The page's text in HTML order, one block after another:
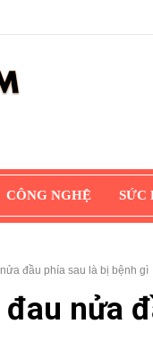
CÔNG NGHỆ SỨC
đầu phía sau là bị bệnh gì
nửa